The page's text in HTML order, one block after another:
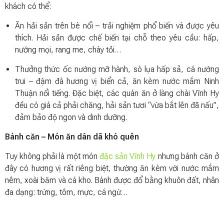
khách có thể:
Ăn hải sản trên bè nổi – trải nghiệm phổ biến và được yêu
thích. Hải sản được chế biến tại chỗ theo yêu cầu: hấp,
nướng mọi, rang me, cháy tỏi…
Thưởng thức ốc nướng mỡ hành, sò lụa hấp sả, cá nướng
trui – đậm đà hương vị biển cả, ăn kèm nước mắm Ninh
Thuận nổi tiếng. Đặc biệt, các quán ăn ở làng chài Vĩnh Hy
đều có giá cả phải chăng, hải sản tươi “vừa bắt lên đã nấu”,
đảm bảo độ ngon và dinh dưỡng.
Bánh căn – Món ăn dân dã khó quên
Tuy không phải là một món đặc sản Vĩnh Hy nhưng bánh căn ở
đây có hương vị rất riêng biệt, thường ăn kèm với nước mắm
nêm, xoài băm và cá kho. Bánh được đổ bằng khuôn đất, nhân
đa dạng: trứng, tôm, mực, cá ngừ…